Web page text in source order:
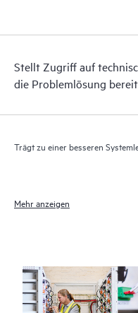
kommerziell verfügbare,
Stellt Zugriff auf
die Problemlösung bereit
Trägt zu einer besseren
Mehr anzeigen